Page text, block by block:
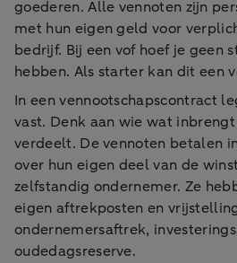
goederen. Alle vennoten zijn
met hun eigen geld voor
bedrijf. Bij een vof hoef je geen
hebben. Als starter kan dit een
In een vennootschapscontract
vast. Denk aan wie wat
verdeelt. De vennoten betalen
over hun eigen deel van de
zelfstandig ondernemer. Ze
eigen aftrekposten en
ondernemersaftrek,
oudedagsreserve.